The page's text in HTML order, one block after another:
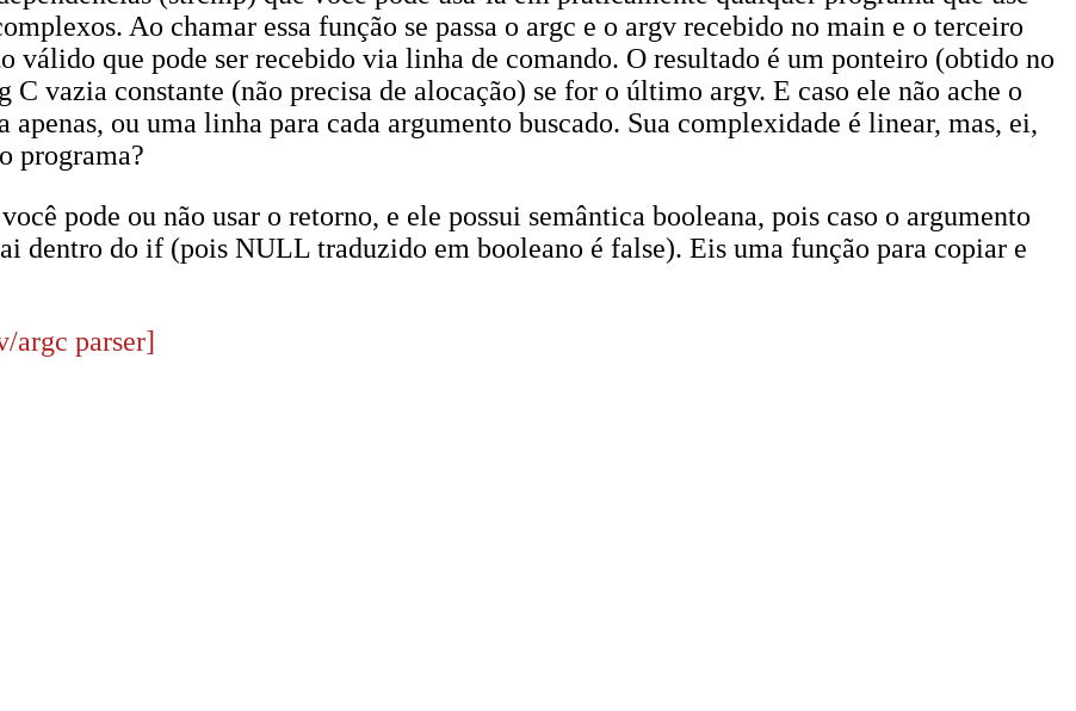
Ao chamar essa função se passa o argc e o argv recebido no main e o terceiro
válido que pode ser recebido via linha de comando. O resultado é um ponteiro (obtido no
vazia constante (não precisa de alocação) se for o último argv. E caso ele não ache o
ou uma linha para cada argumento buscado. Sua complexidade é linear, mas, ei,
programa?
pode ou não usar o retorno, e ele possui semântica booleana, pois caso o argumento
dentro do if (pois NULL traduzido em booleano é false). Eis uma função para copiar e
argc parser]